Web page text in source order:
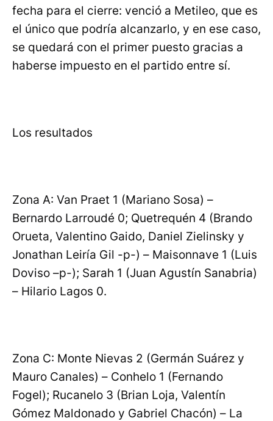
fecha para el cierre: venció a Metileo, que es
el único que podría alcanzarlo, y en ese caso,
se quedará con el primer puesto gracias a
haberse impuesto en el partido entre sí.
Los resultados
Zona A: Van Praet 1 (Mariano Sosa) –
Bernardo Larroudé 0; Quetrequén 4 (Brando
Orueta, Valentino Gaido, Daniel Zielinsky y
Jonathan Leiría Gil -p-) – Maisonnave 1 (Luis
Doviso –p-); Sarah 1 (Juan Agustín Sanabria)
– Hilario Lagos 0.
Zona C: Monte Nievas 2 (Germán Suárez y
Mauro Canales) – Conhelo 1 (Fernando
Fogel); Rucanelo 3 (Brian Loja, Valentín
Gómez Maldonado y Gabriel Chacón) – La